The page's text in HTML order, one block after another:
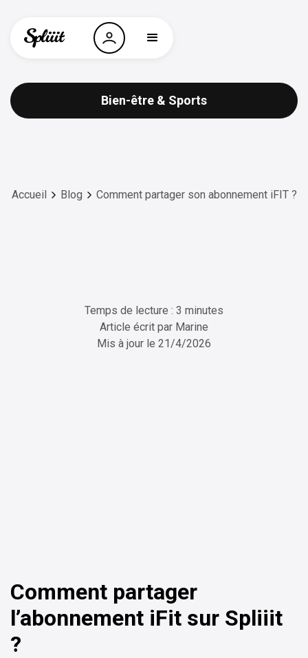
Bien-être & Sports
Accueil Blog Comment partager son abonnement iFIT ?
Temps de lecture : 3 minutes
Article écrit par Marine
Mis à jour le 21/4/2026
Comment partager
l’abonnement iFit sur Spliiit
?